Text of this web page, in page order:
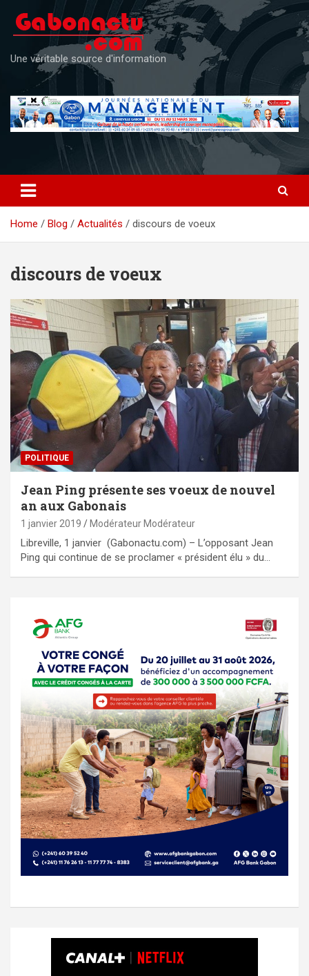
content
Une véritable source d'information
Home Blog Actualités discours de voeux
discours de voeux
POLITIQUE
Jean Ping présente ses voeux de nouvel
an aux Gabonais
1 janvier 2019 Modérateur Modérateur
Libreville, 1 janvier (Gabonactu.com) – L’opposant Jean
Ping qui continue de se proclamer « président élu » du…